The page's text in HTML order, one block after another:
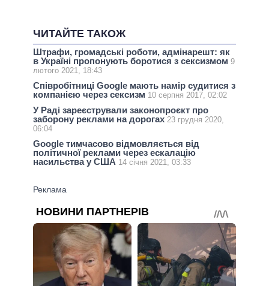
ЧИТАЙТЕ ТАКОЖ
Штрафи, громадські роботи, адмінарешт: як
в Україні пропонують боротися з сексизмом 9
лютого 2021, 18:43
Співробітниці Google мають намір судитися з
компанією через сексизм 10 серпня 2017, 02:02
У Раді зареєстрували законопроєкт про
заборону реклами на дорогах 23 грудня 2020,
06:04
Google тимчасово відмовляється від
політичної реклами через ескалацію
насильства у США 14 січня 2021, 03:33